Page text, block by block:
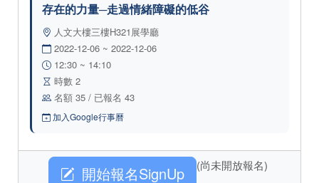
存在的力量─走過情緒障礙的低谷
人文大樓三樓H321展學廳
2022-12-06 ~ 2022-12-06
12:30 ~ 14:10
時數 2
名額 35 / 已報名 43
加入Google行事曆
開始報名SignUp (尚未開放報名)